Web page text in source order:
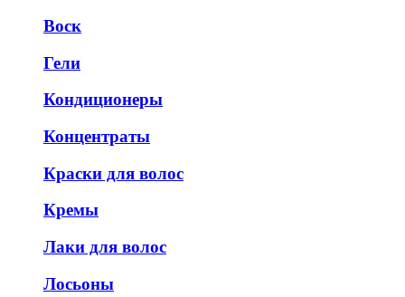
Воск
Гели
Кондиционеры
Концентраты
Краски для волос
Кремы
Лаки для волос
Лосьоны